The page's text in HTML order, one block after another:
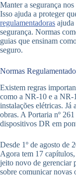
Manter a segurança
Isso ajuda a proteger
regulamentadoras ajuda
segurança. Normas
guias que ensinam
seguro.
Normas
Existem regras
como a NR-10 e a NR-
instalações elétricas. Já
obras. A Portaria nº
dispositivos DR em
Desde 1º de agosto de
Agora tem 17
jeito novo de gerenciar
sobre comunicar novas